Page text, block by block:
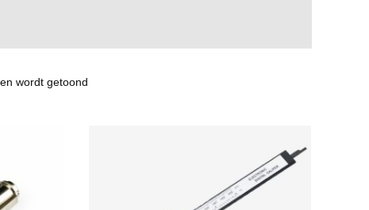
wordt getoond